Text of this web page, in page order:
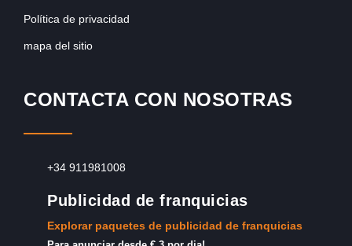
Política de privacidad
mapa del sitio
CONTACTA CON NOSOTRAS
+34 911981008
Publicidad de franquicias
Explorar paquetes de publicidad de franquicias